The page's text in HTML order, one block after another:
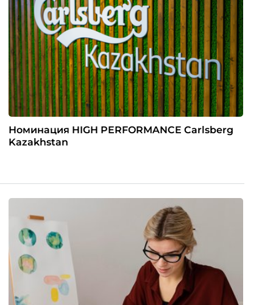
Номинация HIGH PERFORMANCE Carlsberg
Kazakhstan